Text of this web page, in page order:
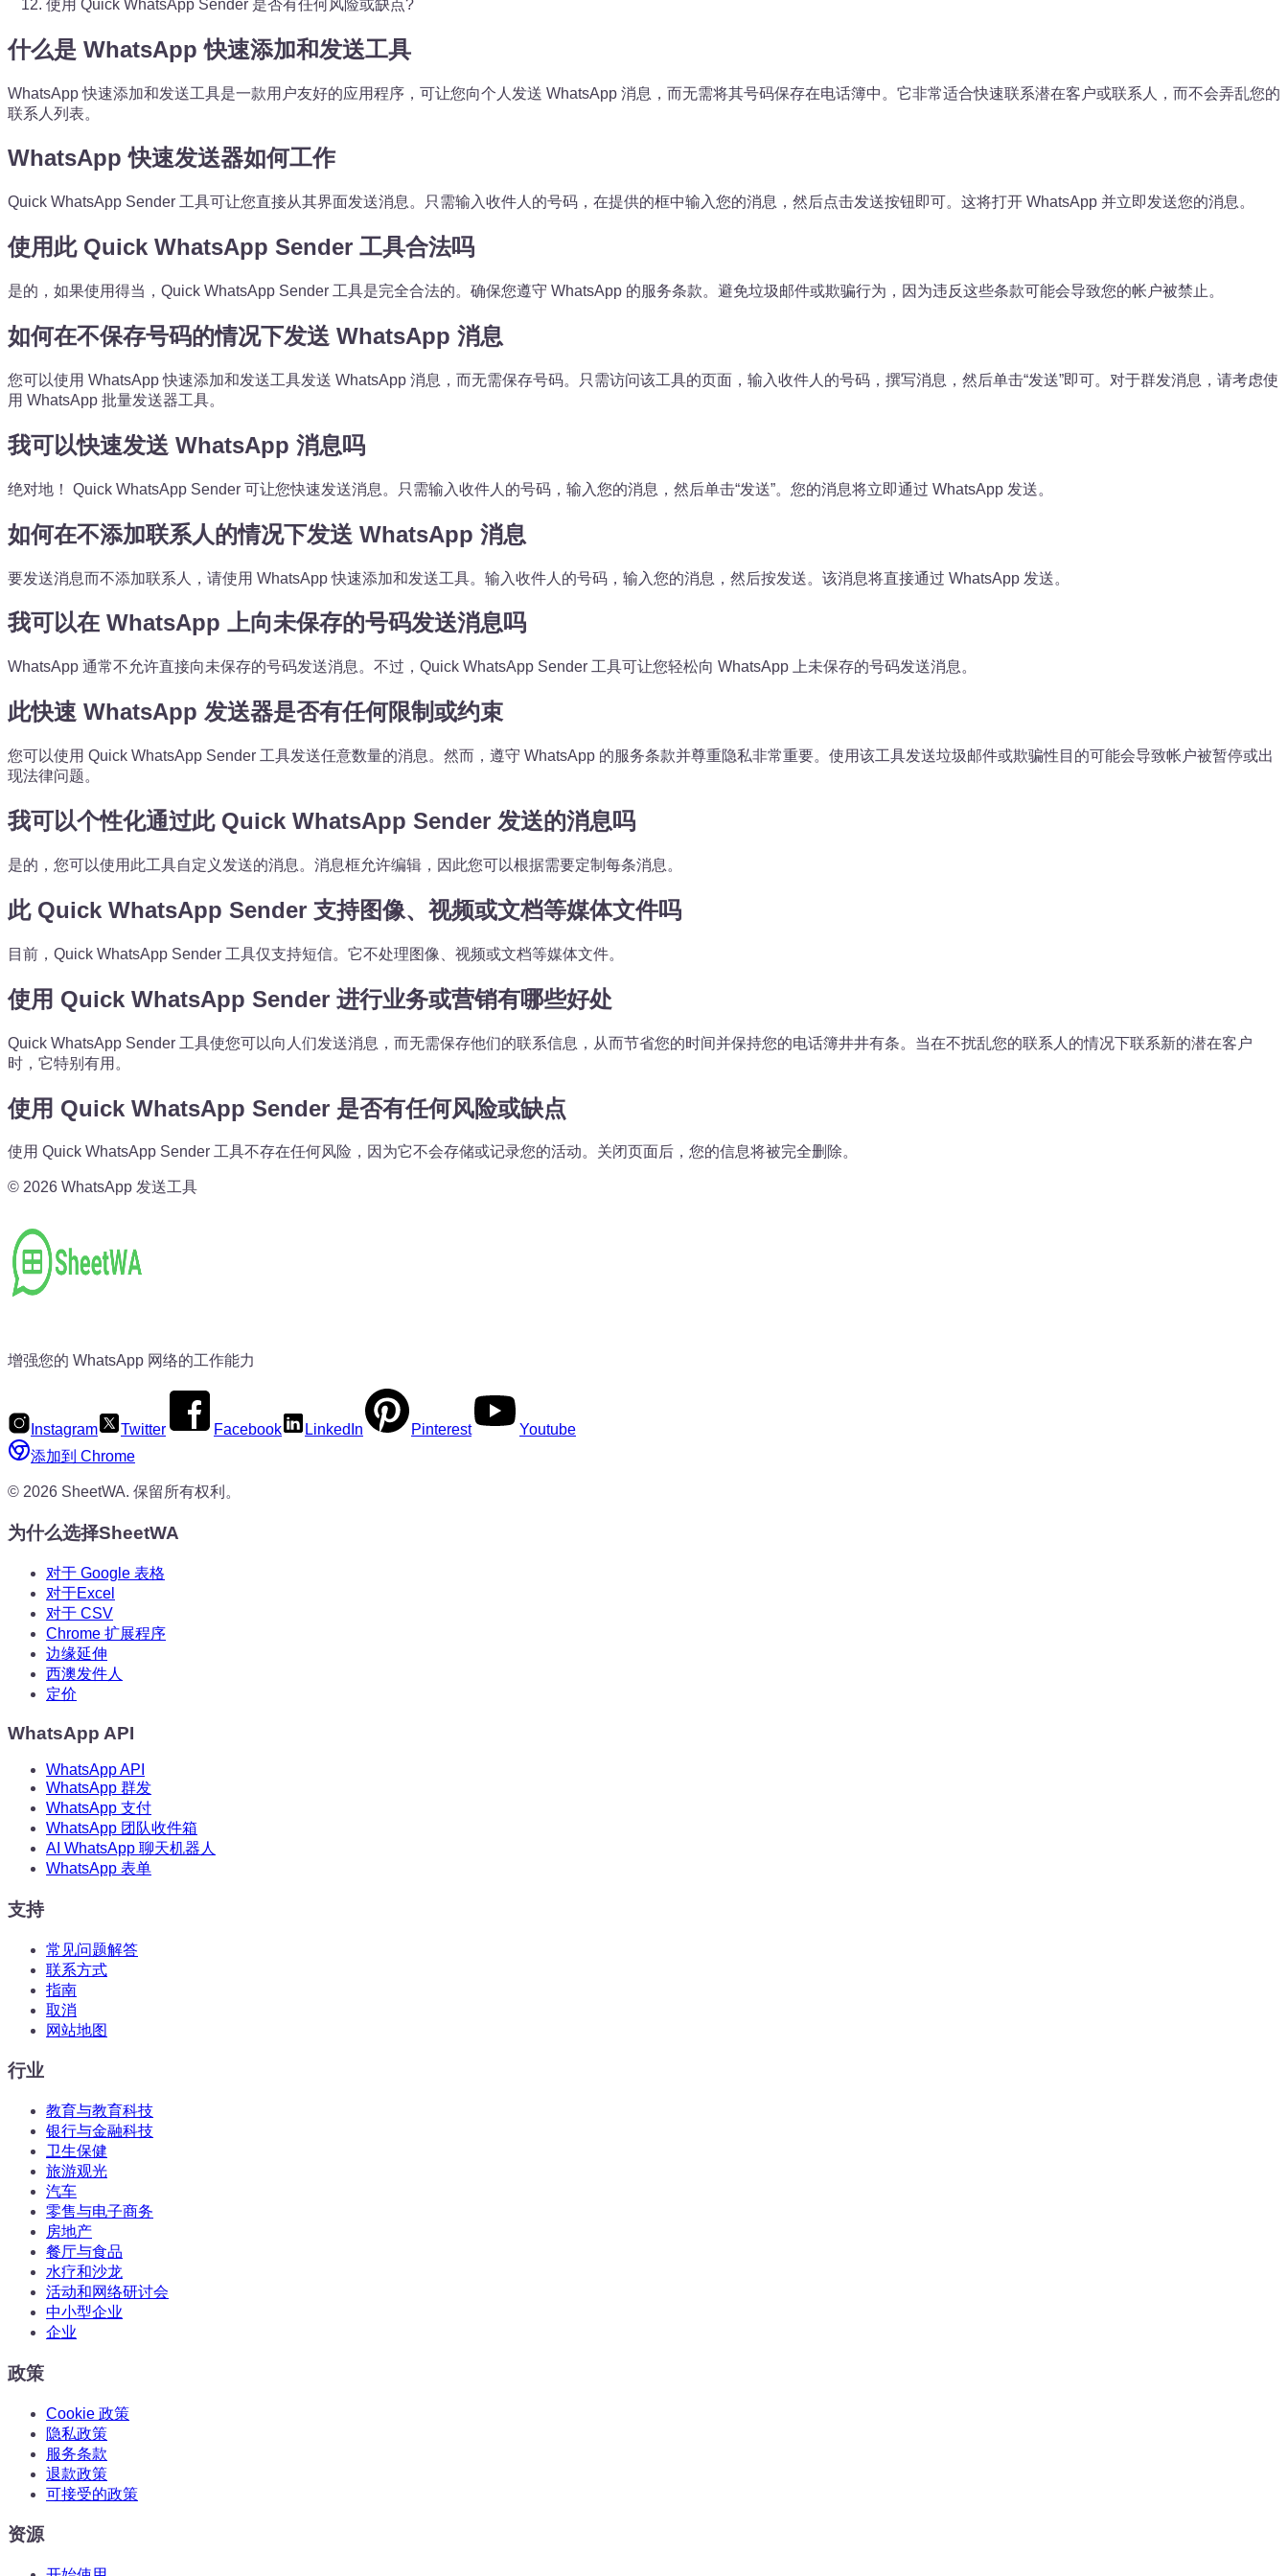
使用 Quick WhatsApp Sender 是否有任何风险或缺点?
什么是 WhatsApp 快速添加和发送工具
WhatsApp 快速添加和发送工具是一款用户友好的应用程序，可让您向个人发送 WhatsApp 消息，而无需将其号码保存在电话簿中。它非常适合快速联系潜在客户或联系人，而不会弄乱您的
联系人列表。
WhatsApp 快速发送器如何工作
Quick WhatsApp Sender 工具可让您直接从其界面发送消息。只需输入收件人的号码，在提供的框中输入您的消息，然后点击发送按钮即可。这将打开 WhatsApp 并立即发送您的消息。
使用此 Quick WhatsApp Sender 工具合法吗
是的，如果使用得当，Quick WhatsApp Sender 工具是完全合法的。确保您遵守 WhatsApp 的服务条款。避免垃圾邮件或欺骗行为，因为违反这些条款可能会导致您的帐户被禁止。
如何在不保存号码的情况下发送 WhatsApp 消息
您可以使用 WhatsApp 快速添加和发送工具发送 WhatsApp 消息，而无需保存号码。只需访问该工具的页面，输入收件人的号码，撰写消息，然后单击“发送”即可。对于群发消息，请考虑使
用 WhatsApp 批量发送器工具。
我可以快速发送 WhatsApp 消息吗
绝对地！ Quick WhatsApp Sender 可让您快速发送消息。只需输入收件人的号码，输入您的消息，然后单击“发送”。您的消息将立即通过 WhatsApp 发送。
如何在不添加联系人的情况下发送 WhatsApp 消息
要发送消息而不添加联系人，请使用 WhatsApp 快速添加和发送工具。输入收件人的号码，输入您的消息，然后按发送。该消息将直接通过 WhatsApp 发送。
我可以在 WhatsApp 上向未保存的号码发送消息吗
WhatsApp 通常不允许直接向未保存的号码发送消息。不过，Quick WhatsApp Sender 工具可让您轻松向 WhatsApp 上未保存的号码发送消息。
此快速 WhatsApp 发送器是否有任何限制或约束
您可以使用 Quick WhatsApp Sender 工具发送任意数量的消息。然而，遵守 WhatsApp 的服务条款并尊重隐私非常重要。使用该工具发送垃圾邮件或欺骗性目的可能会导致帐户被暂停或出
现法律问题。
我可以个性化通过此 Quick WhatsApp Sender 发送的消息吗
是的，您可以使用此工具自定义发送的消息。消息框允许编辑，因此您可以根据需要定制每条消息。
此 Quick WhatsApp Sender 支持图像、视频或文档等媒体文件吗
目前，Quick WhatsApp Sender 工具仅支持短信。它不处理图像、视频或文档等媒体文件。
使用 Quick WhatsApp Sender 进行业务或营销有哪些好处
Quick WhatsApp Sender 工具使您可以向人们发送消息，而无需保存他们的联系信息，从而节省您的时间并保持您的电话簿井井有条。当在不扰乱您的联系人的情况下联系新的潜在客户
时，它特别有用。
使用 Quick WhatsApp Sender 是否有任何风险或缺点
使用 Quick WhatsApp Sender 工具不存在任何风险，因为它不会存储或记录您的活动。关闭页面后，您的信息将被完全删除。
© 2026 WhatsApp 发送工具
增强您的 WhatsApp 网络的工作能力
Instagram Twitter Facebook LinkedIn Pinterest
Youtube
添加到 Chrome
© 2026 SheetWA. 保留所有权利。
为什么选择SheetWA
对于 Google 表格
对于Excel
对于 CSV
Chrome 扩展程序
边缘延伸
西澳发件人
定价
WhatsApp API
WhatsApp API
WhatsApp 群发
WhatsApp 支付
WhatsApp 团队收件箱
AI WhatsApp 聊天机器人
WhatsApp 表单
支持
常见问题解答
联系方式
指南
取消
网站地图
行业
教育与教育科技
银行与金融科技
卫生保健
旅游观光
汽车
零售与电子商务
房地产
餐厅与食品
水疗和沙龙
活动和网络研讨会
中小型企业
企业
政策
Cookie 政策
隐私政策
服务条款
退款政策
可接受的政策
资源